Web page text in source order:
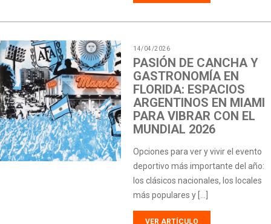
14/04/2026
PASIÓN DE CANCHA Y
GASTRONOMÍA EN
FLORIDA: ESPACIOS
ARGENTINOS EN MIAMI
PARA VIBRAR CON EL
MUNDIAL 2026
Opciones para ver y vivir el evento
deportivo más importante del año:
los clásicos nacionales, los locales
más populares y […]
VER ARTÍCULO